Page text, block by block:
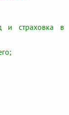
и страховка в